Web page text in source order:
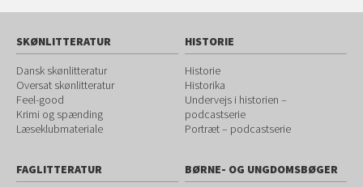
SKØNLITTERATUR
Dansk skønlitteratur
Oversat skønlitteratur
Feel-good
Krimi og spænding
Læseklubmateriale
HISTORIE
Historie
Historika
Undervejs i historien –
podcastserie
Portræt – podcastserie
FAGLITTERATUR
BØRNE- OG UNGDOMSBØGER